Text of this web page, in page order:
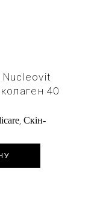
Nucleovit
40
, Скін-